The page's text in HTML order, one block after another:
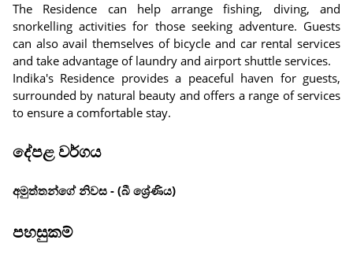
The Residence can help arrange fishing, diving, and
snorkelling activities for those seeking adventure. Guests
can also avail themselves of bicycle and car rental services
and take advantage of laundry and airport shuttle services.
Indika's Residence provides a peaceful haven for guests,
surrounded by natural beauty and offers a range of services
to ensure a comfortable stay.
දේපළ වර්ගය
අමුත්තන්ගේ නිවස - (බී ශ්‍රේණිය)
පහසුකම්